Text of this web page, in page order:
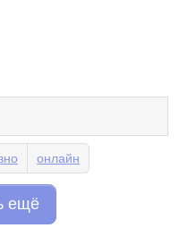
онлайн
ещё